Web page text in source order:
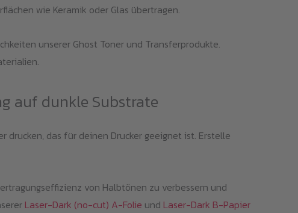
wie Keramik oder Glas übertragen.
unserer Ghost Toner und Transferprodukte.
auf dunkle Substrate
drucken, das für deinen Drucker geeignet ist. Erstelle
von Halbtönen zu verbessern und
Laser-Dark (no-cut) A-Folie und Laser-Dark B-Papier